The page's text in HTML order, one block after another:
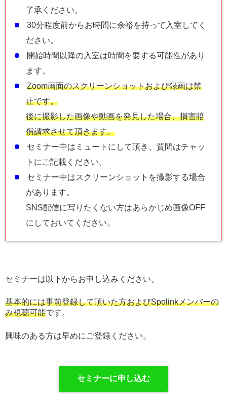
了承ください。
30分程度前からお時間に余裕を持って入室してく
ださい。
開始時間以降の入室は時間を要する可能性があり
ます。
Zoom画面のスクリーンショットおよび録画は禁
止です。
後に撮影した画像や動画を発見した場合、損害賠
償請求させて頂きます。
セミナー中はミュートにして頂き、質問はチャッ
トにご記載ください。
セミナー中はスクリーンショットを撮影する場合
があります。
SNS配信に写りたくない方はあらかじめ画像OFF
にしておいてください。
セミナーは以下からお申し込みください。
基本的には事前登録して頂いた方およびSpolinkメンバーの
み視聴可能です。
興味のある方は早めにご登録ください。
セミナーに申し込む